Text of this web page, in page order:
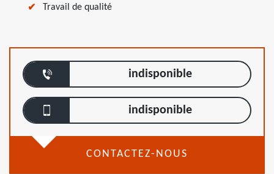
Travail de qualité
indisponible
indisponible
CONTACTEZ-NOUS